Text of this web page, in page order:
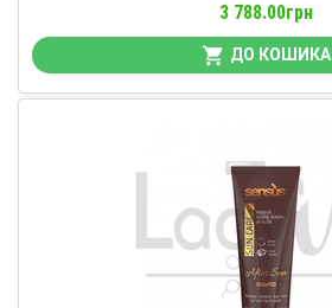
3 788.00грн
ДО КОШИКА